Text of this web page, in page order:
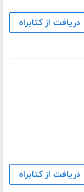
دریافت از کتابراه
دریافت از کتابراه